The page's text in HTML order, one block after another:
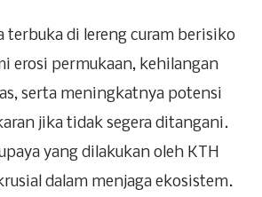
terbuka di lereng curam berisiko
erosi permukaan, kehilangan
serta meningkatnya potensi
jika tidak segera ditangani.
yang dilakukan oleh KTH
dalam menjaga ekosistem.